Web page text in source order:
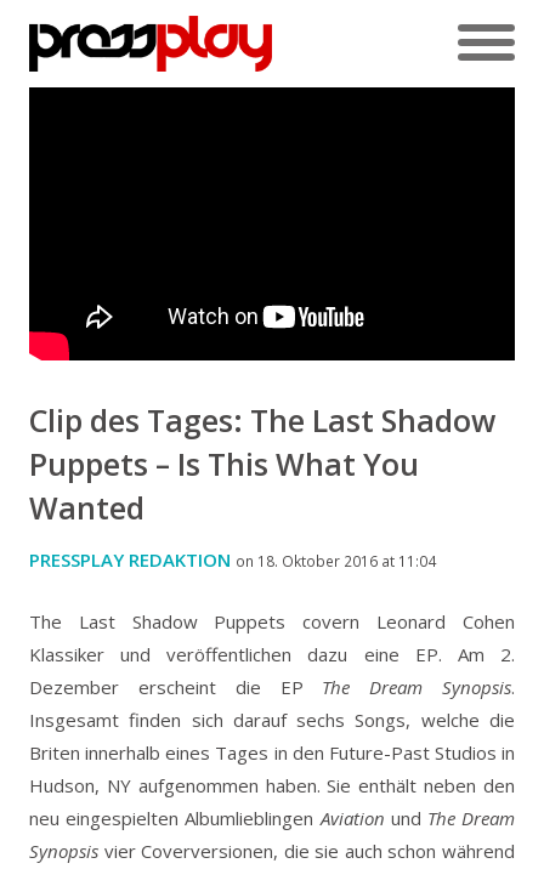
Clip des Tages: The Last Shadow
Puppets – Is This What You
Wanted
PRESSPLAY REDAKTION on 18. Oktober 2016 at 11:04
The Last Shadow Puppets covern Leonard Cohen
Klassiker und veröffentlichen dazu eine EP. Am 2.
Dezember erscheint die EP The Dream Synopsis.
Insgesamt finden sich darauf sechs Songs, welche die
Briten innerhalb eines Tages in den Future-Past Studios in
Hudson, NY aufgenommen haben. Sie enthält neben den
neu eingespielten Albumlieblingen Aviation und The Dream
Synopsis vier Coverversionen, die sie auch schon während